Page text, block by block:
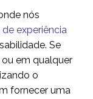
nós
experiência
Se
em qualquer
o
fornecer uma